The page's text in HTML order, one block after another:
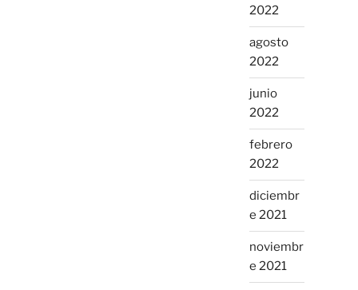
2022
agosto
2022
junio
2022
febrero
2022
diciembr
e 2021
noviembr
e 2021